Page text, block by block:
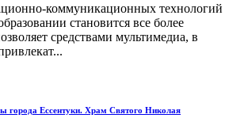
коммуникационных технологий
становится все более
средствами мультимедиа, в
города Ессентуки. Храм Святого Николая